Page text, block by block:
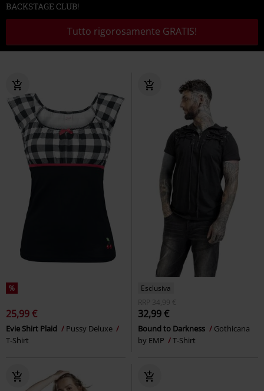
BACKSTAGE CLUB!
Tutto rigorosamente GRATIS!
%
25,99 €
Evie Shirt Plaid
Pussy Deluxe
T-Shirt
Esclusiva
RRP
34,99 €
32,99 €
Bound to Darkness
Gothicana
by EMP
T-Shirt